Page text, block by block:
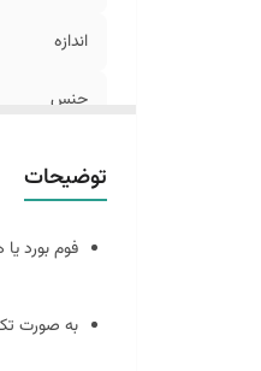
اندازه
جنس
توضیحات
فوم بورد
به صورت تک